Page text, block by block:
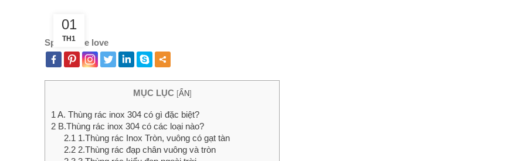
01
TH1
Spread the love
MỤC LỤC [ẨN]
1 A. Thùng rác inox 304 có gì đặc biệt?
2 B.Thùng rác inox 304 có các loại nào?
2.1 1.Thùng rác Inox Tròn, vuông có gạt tàn
2.22.Thùng rác đạp chân vuông và tròn